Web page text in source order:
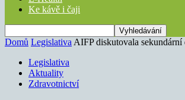
Ke kávě i čaji
Domů Legislativa AIFP diskutovala
Legislativa
Aktuality
Zdravotnictví